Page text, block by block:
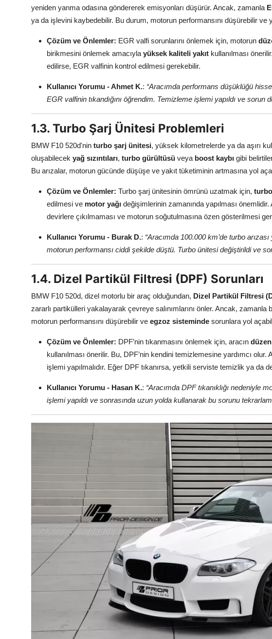
yeniden yanma odasına göndererek emisyonları düşürür. Ancak, zamanla
ya da işlevini kaybedebilir. Bu durum, motorun performansını düşürebilir ve
Çözüm ve Önlemler: EGR valfi sorunlarını önlemek için, motorun
birikmesini önlemek amacıyla yüksek kaliteli yakıt kullanılması
edilirse, EGR valfinin kontrol edilmesi gerekebilir.
Kullanıcı Yorumu - Ahmet K.: “Aracımda performans düşüklüğü
EGR valfinin tıkandığını öğrendim. Temizleme işlemi yapıldı ve
1.3. Turbo Şarj Ünitesi Problemleri
BMW F10 520d'nin turbo şarj ünitesi, yüksek kilometrelerde ya da aşırı
oluşabilecek yağ sızıntıları, turbo gürültüsü veya boost kaybı gibi
Bu arızalar, motorun gücünde düşüşe ve yakıt tüketiminin artmasına yol
Çözüm ve Önlemler: Turbo şarj ünitesinin ömrünü uzatmak için,
edilmesi ve motor yağı değişimlerinin zamanında yapılması
devirlere çıkılmaması ve motorun soğutulmasına özen gösterilmesi
Kullanıcı Yorumu - Burak D.: “Aracımda 100.000 km’de turbo
motorun performansı ciddi şekilde düştü. Turbo ünitesi değiştirildi ve
1.4. Dizel Partikül Filtresi (DPF) Sorunları
BMW F10 520d, dizel motorlu bir araç olduğundan, Dizel Partikül Filtresi
zararlı partikülleri yakalayarak çevreye salınımlarını önler. Ancak,
motorun performansını düşürebilir ve egzoz sisteminde sorunlara yol
Çözüm ve Önlemler: DPF’nin tıkanmasını önlemek için, aracın
kullanılması önerilir. Bu, DPF’nin kendini temizlemesine yardımcı olur.
işlemi yapılmalıdır. Eğer DPF tıkanırsa, yetkili serviste temizlik ya da
Kullanıcı Yorumu - Hasan K.: “Aracımda DPF tıkanıklığı nedeniyle
işlemi yapıldı ve sonrasında uzun yolda kullanarak bu sorunu